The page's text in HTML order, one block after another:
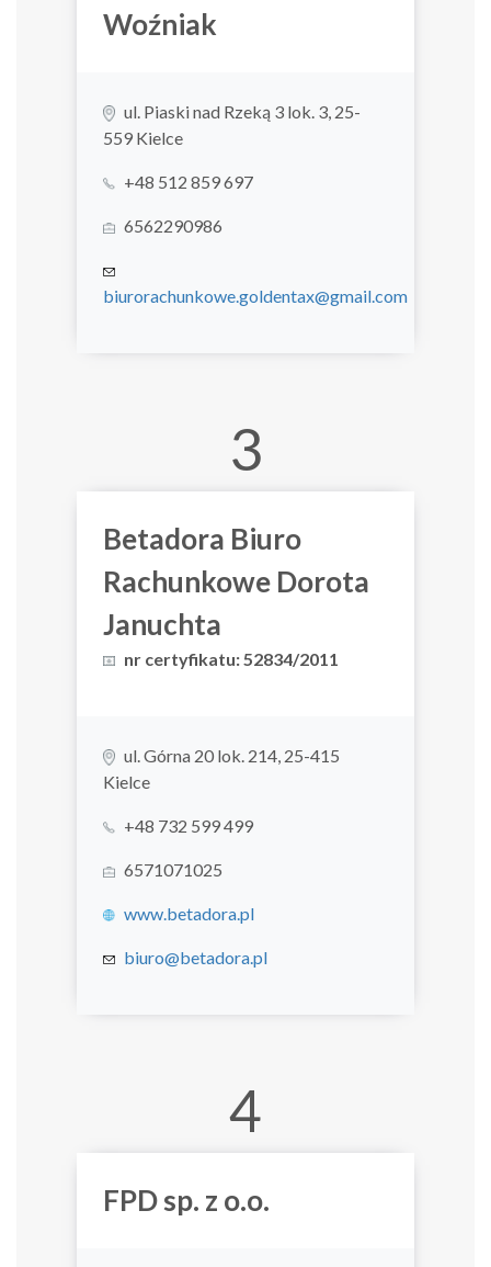
Woźniak
ul. Piaski nad Rzeką 3 lok. 3, 25-
559 Kielce
+48 512 859 697
6562290986
biurorachunkowe.goldentax@gmail.com
3
Betadora Biuro
Rachunkowe Dorota
Januchta
nr certyfikatu: 52834/2011
ul. Górna 20 lok. 214, 25-415
Kielce
+48 732 599 499
6571071025
www.betadora.pl
biuro@betadora.pl
4
FPD sp. z o.o.